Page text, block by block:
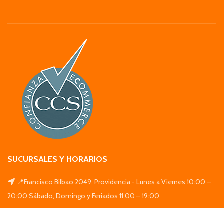
SUCURSALES Y HORARIOS
📍Francisco Bilbao 2049, Providencia - Lunes a Viernes 10:00 –
20:00 Sábado, Domingo y Feriados 11:00 – 19:00